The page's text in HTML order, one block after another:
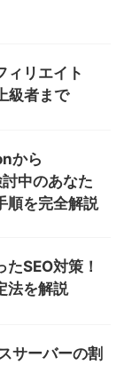
ィリエイト
級者まで
から
中のあなた
順を完全解説
SEO対策！
法を解説
サーバーの割